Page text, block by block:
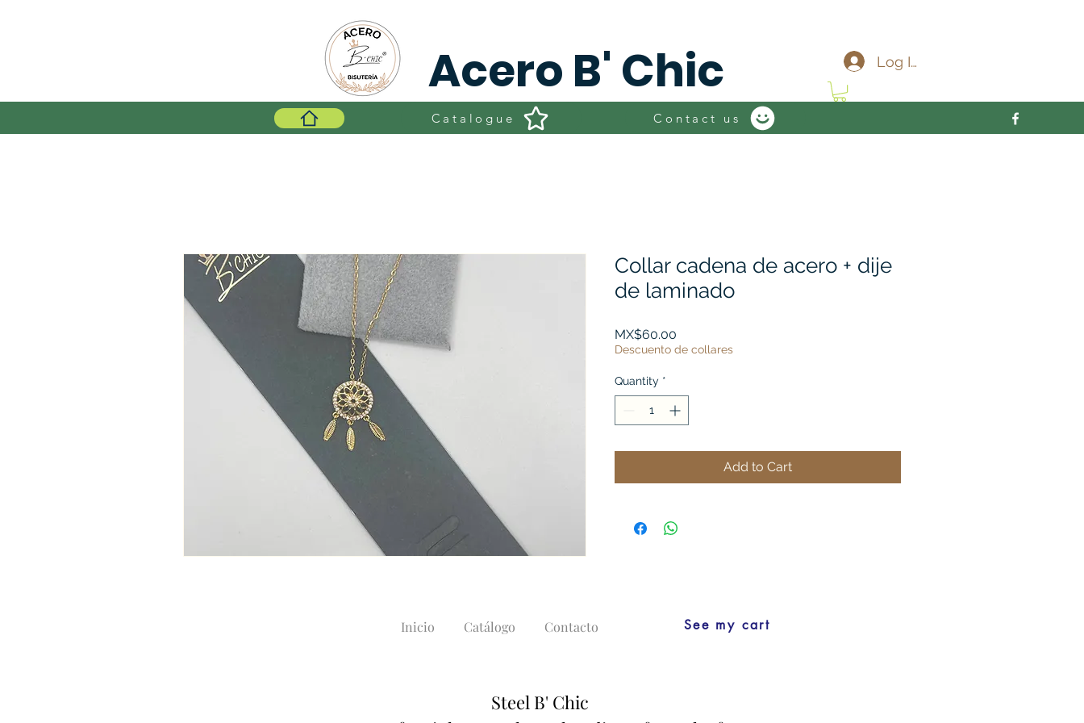
Acero B' Chic
Catalogue Contact us
Log In
Collar cadena de acero + dije
de laminado
MX$60.00
Descuento de collares
Quantity *
Add to Cart
See my cart
Inicio Catálogo Contacto
Steel B' Chic